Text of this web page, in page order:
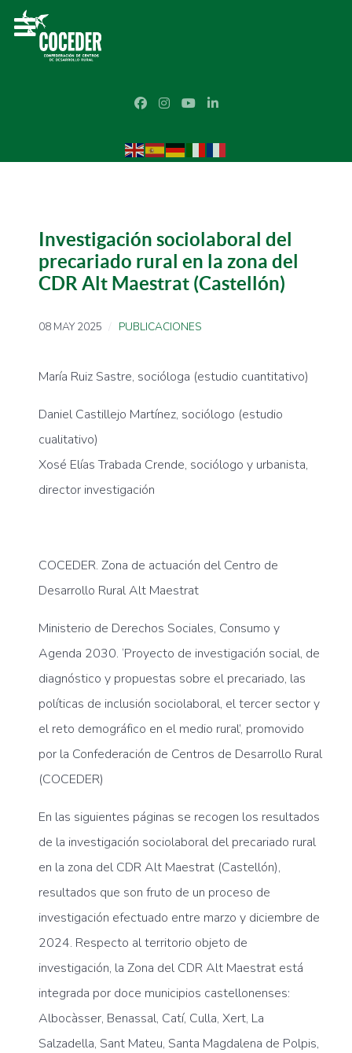
Investigación sociolaboral del
precariado rural en la zona del
CDR Alt Maestrat (Castellón)
08 MAY 2025 PUBLICACIONES
María Ruiz Sastre, socióloga (estudio cuantitativo)
Daniel Castillejo Martínez, sociólogo (estudio
cualitativo)
Xosé Elías Trabada Crende, sociólogo y urbanista,
director investigación
COCEDER. Zona de actuación del Centro de
Desarrollo Rural Alt Maestrat
Ministerio de Derechos Sociales, Consumo y
Agenda 2030. ‘Proyecto de investigación social, de
diagnóstico y propuestas sobre el precariado, las
políticas de inclusión sociolaboral, el tercer sector y
el reto demográfico en el medio rural’, promovido
por la Confederación de Centros de Desarrollo Rural
(COCEDER)
En las siguientes páginas se recogen los resultados
de la investigación sociolaboral del precariado rural
en la zona del CDR Alt Maestrat (Castellón),
resultados que son fruto de un proceso de
investigación efectuado entre marzo y diciembre de
2024. Respecto al territorio objeto de
investigación, la Zona del CDR Alt Maestrat está
integrada por doce municipios castellonenses:
Albocàsser, Benassal, Catí, Culla, Xert, La
Salzadella, Sant Mateu, Santa Magdalena de Polpis,